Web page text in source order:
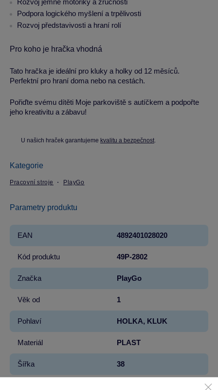
Rozvoj jemné motoriky a zručnosti
Podpora logického myšlení a trpělivosti
Rozvoj představivosti a hraní rolí
Pro koho je hračka vhodná
Tato hračka je ideální pro kluky a holky od 12 měsíců.
Perfektní pro hraní doma nebo na cestách.
Pořiďte svému dítěti Moje parkoviště s autíčkem a podpořte
jeho kreativitu a zábavu!
U našich hraček garantujeme kvalitu a bezpečnost.
Kategorie
Pracovní stroje PlayGo
Parametry produktu
EAN 4892401028020
Kód produktu 49P-2802
Značka PlayGo
Věk od 1
Pohlaví HOLKA, KLUK
Materiál PLAST
Šířka 38